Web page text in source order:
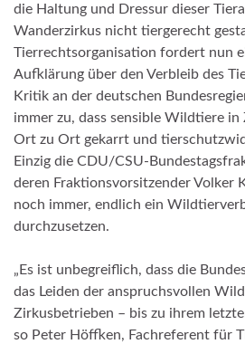
die Haltung und Dressur dieser
Wanderzirkus nicht tiergerecht
Tierrechtsorganisation fordert nun
Aufklärung über den Verbleib des
Kritik an der deutschen
immer zu, dass sensible Wildtiere
Ort zu Ort gekarrt und
Einzig die CDU/CSU-
deren Fraktionsvorsitzender Volker
noch immer, endlich ein
durchzusetzen.
„Es ist unbegreiflich, dass die
das Leiden der anspruchsvollen
Zirkusbetrieben – bis zu ihrem
so Peter Höffken, Fachreferent für